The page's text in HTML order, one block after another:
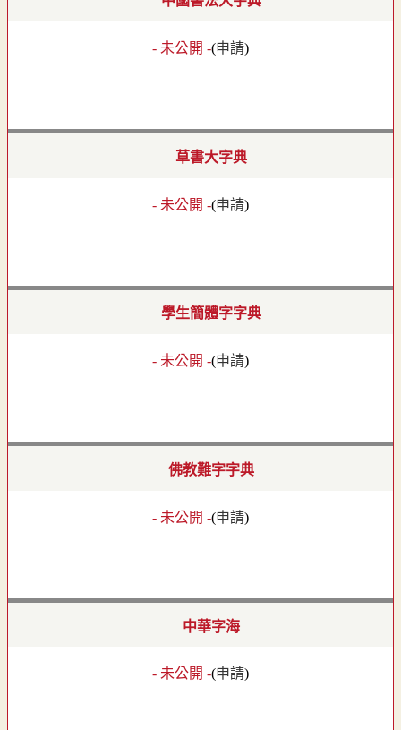
- 未公開 -(申請)
草書大字典
- 未公開 -(申請)
學生簡體字字典
- 未公開 -(申請)
佛教難字字典
- 未公開 -(申請)
中華字海
- 未公開 -(申請)